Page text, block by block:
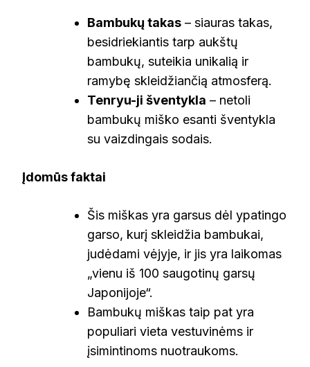
Bambukų takas – siauras takas,
besidriekiantis tarp aukštų
bambukų, suteikia unikalią ir
ramybę skleidžiančią atmosferą.
Tenryu-ji šventykla – netoli
bambukų miško esanti šventykla
su vaizdingais sodais.
Įdomūs faktai
Šis miškas yra garsus dėl ypatingo
garso, kurį skleidžia bambukai,
judėdami vėjyje, ir jis yra laikomas
„vienu iš 100 saugotinų garsų
Japonijoje“.
Bambukų miškas taip pat yra
populiari vieta vestuvinėms ir
įsimintinoms nuotraukoms.